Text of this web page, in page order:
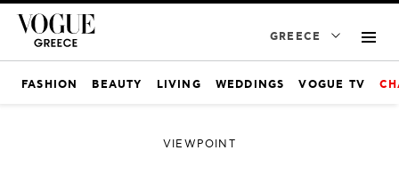
GREECE
FASHION BEAUTY LIVING WEDDINGS VOGUE TV
VIEWPOINT